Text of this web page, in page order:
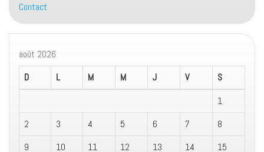
Contact
août 2026
D
L M M J V
S
1
2
3 4 5 6 7
8
9
10 11 12 13 14
15